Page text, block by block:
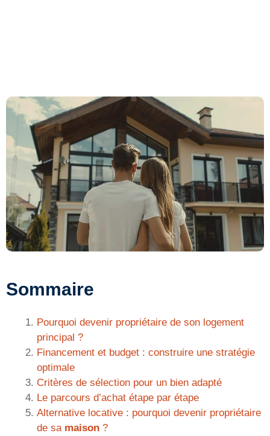
Sommaire
Pourquoi devenir propriétaire de son logement
principal ?
Financement et budget : construire une stratégie
optimale
Critères de sélection pour un bien adapté
Le parcours d’achat étape par étape
Alternative locative : pourquoi devenir propriétaire
de sa maison ?